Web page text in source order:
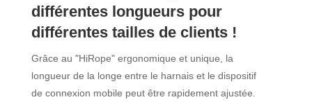
différentes longueurs pour
différentes tailles de clients !
Grâce au "HiRope" ergonomique et unique, la
longueur de la longe entre le harnais et le dispositif
de connexion mobile peut être rapidement ajustée.